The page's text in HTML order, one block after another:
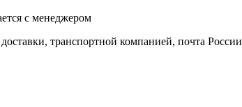
с менеджером
транспортной компанией, почта России